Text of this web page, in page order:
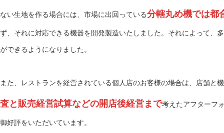
ない生地を作る場合には、市場に出回っている分轄丸め機では都
ず、それに対応できる機器を開発製造いたしました。それによって、
ができるようになりました。
また、レストランを経営されている個人店のお客様の場合は、店舗と
査と販売経営試算などの開店後経営まで考えたアフターフ
御好評をいただいています。